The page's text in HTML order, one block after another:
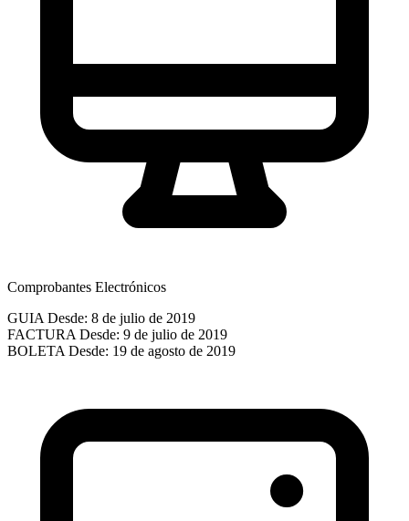
Comprobantes Electrónicos
GUIA Desde: 8 de julio de 2019
FACTURA Desde: 9 de julio de 2019
BOLETA Desde: 19 de agosto de 2019